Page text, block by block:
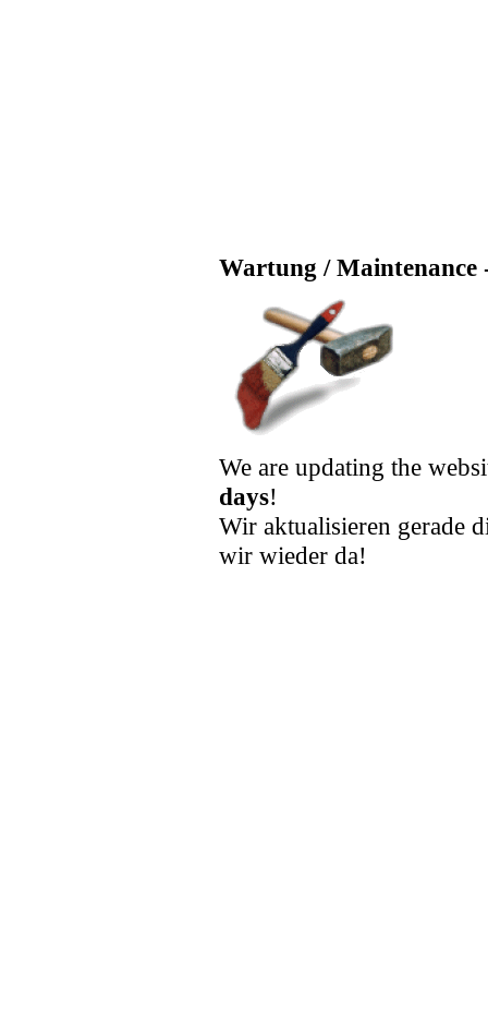
Wartung / Maintenance
We are updating the
days!
Wir aktualisieren gerade
wir wieder da!